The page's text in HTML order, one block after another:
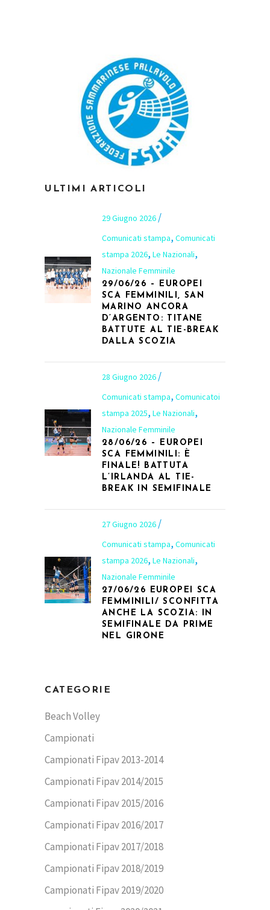
ULTIMI ARTICOLI
29 Giugno 2026
Comunicati stampa, Comunicati
stampa 2026, Le Nazionali,
Nazionale Femminile
29/06/26 – EUROPEI
SCA FEMMINILI, SAN
MARINO ANCORA
D’ARGENTO: TITANE
BATTUTE AL TIE-BREAK
DALLA SCOZIA
28 Giugno 2026
Comunicati stampa, Comunicatoi
stampa 2025, Le Nazionali,
Nazionale Femminile
28/06/26 – EUROPEI
SCA FEMMINILI: È
FINALE! BATTUTA
L’IRLANDA AL TIE-
BREAK IN SEMIFINALE
27 Giugno 2026
Comunicati stampa, Comunicati
stampa 2026, Le Nazionali,
Nazionale Femminile
27/06/26 EUROPEI SCA
FEMMINILI/ SCONFITTA
ANCHE LA SCOZIA: IN
SEMIFINALE DA PRIME
NEL GIRONE
CATEGORIE
Beach Volley
Campionati
Campionati Fipav 2013-2014
Campionati Fipav 2014/2015
Campionati Fipav 2015/2016
Campionati Fipav 2016/2017
Campionati Fipav 2017/2018
Campionati Fipav 2018/2019
Campionati Fipav 2019/2020